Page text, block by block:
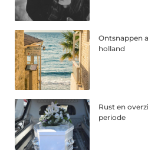
Ontsnappen
holland
Rust en
periode